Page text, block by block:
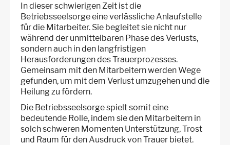
In dieser schwierigen Zeit ist die
Betriebsseelsorge eine verlässliche Anlaufstelle
für die Mitarbeiter. Sie begleitet sie nicht nur
während der unmittelbaren Phase des Verlusts,
sondern auch in den langfristigen
Herausforderungen des Trauerprozesses.
Gemeinsam mit den Mitarbeitern werden Wege
gefunden, um mit dem Verlust umzugehen und die
Heilung zu fördern.
Die Betriebsseelsorge spielt somit eine
bedeutende Rolle, indem sie den Mitarbeitern in
solch schweren Momenten Unterstützung, Trost
und Raum für den Ausdruck von Trauer bietet.